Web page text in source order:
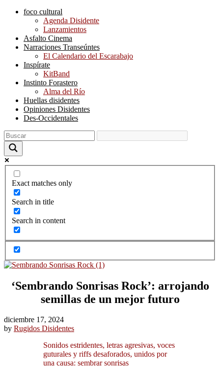
foco cultural
Agenda Disidente
Lanzamientos
Asfalto Cinema
Narraciones Transeúntes
El Calendario del Escarabajo
Inspírate
KitBand
Instinto Forastero
Alma del Río
Huellas disidentes
Opiniones Disidentes
Des-Occidentales
Exact matches only
Search in title
Search in content
‘Sembrando Sonrisas Rock’: arrojando
semillas de un mejor futuro
diciembre 17, 2024
by Rugidos Disidentes
Sonidos estridentes, letras agresivas, voces
guturales y riffs desaforados, unidos por
una causa: sembrar sonrisas